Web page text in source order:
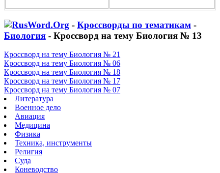
- Кроссворды по тематикам -
Биология - Кроссворд на тему Биология № 13
Кроссворд на тему Биология № 21
Кроссворд на тему Биология № 06
Кроссворд на тему Биология № 18
Кроссворд на тему Биология № 17
Кроссворд на тему Биология № 07
Литература
Военное дело
Авиация
Медицина
Физика
Техника, инструменты
Религия
Суда
Коневодство